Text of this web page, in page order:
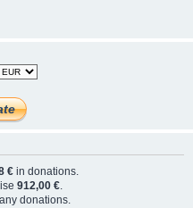
€ in donations.
912,00 €.
donations.